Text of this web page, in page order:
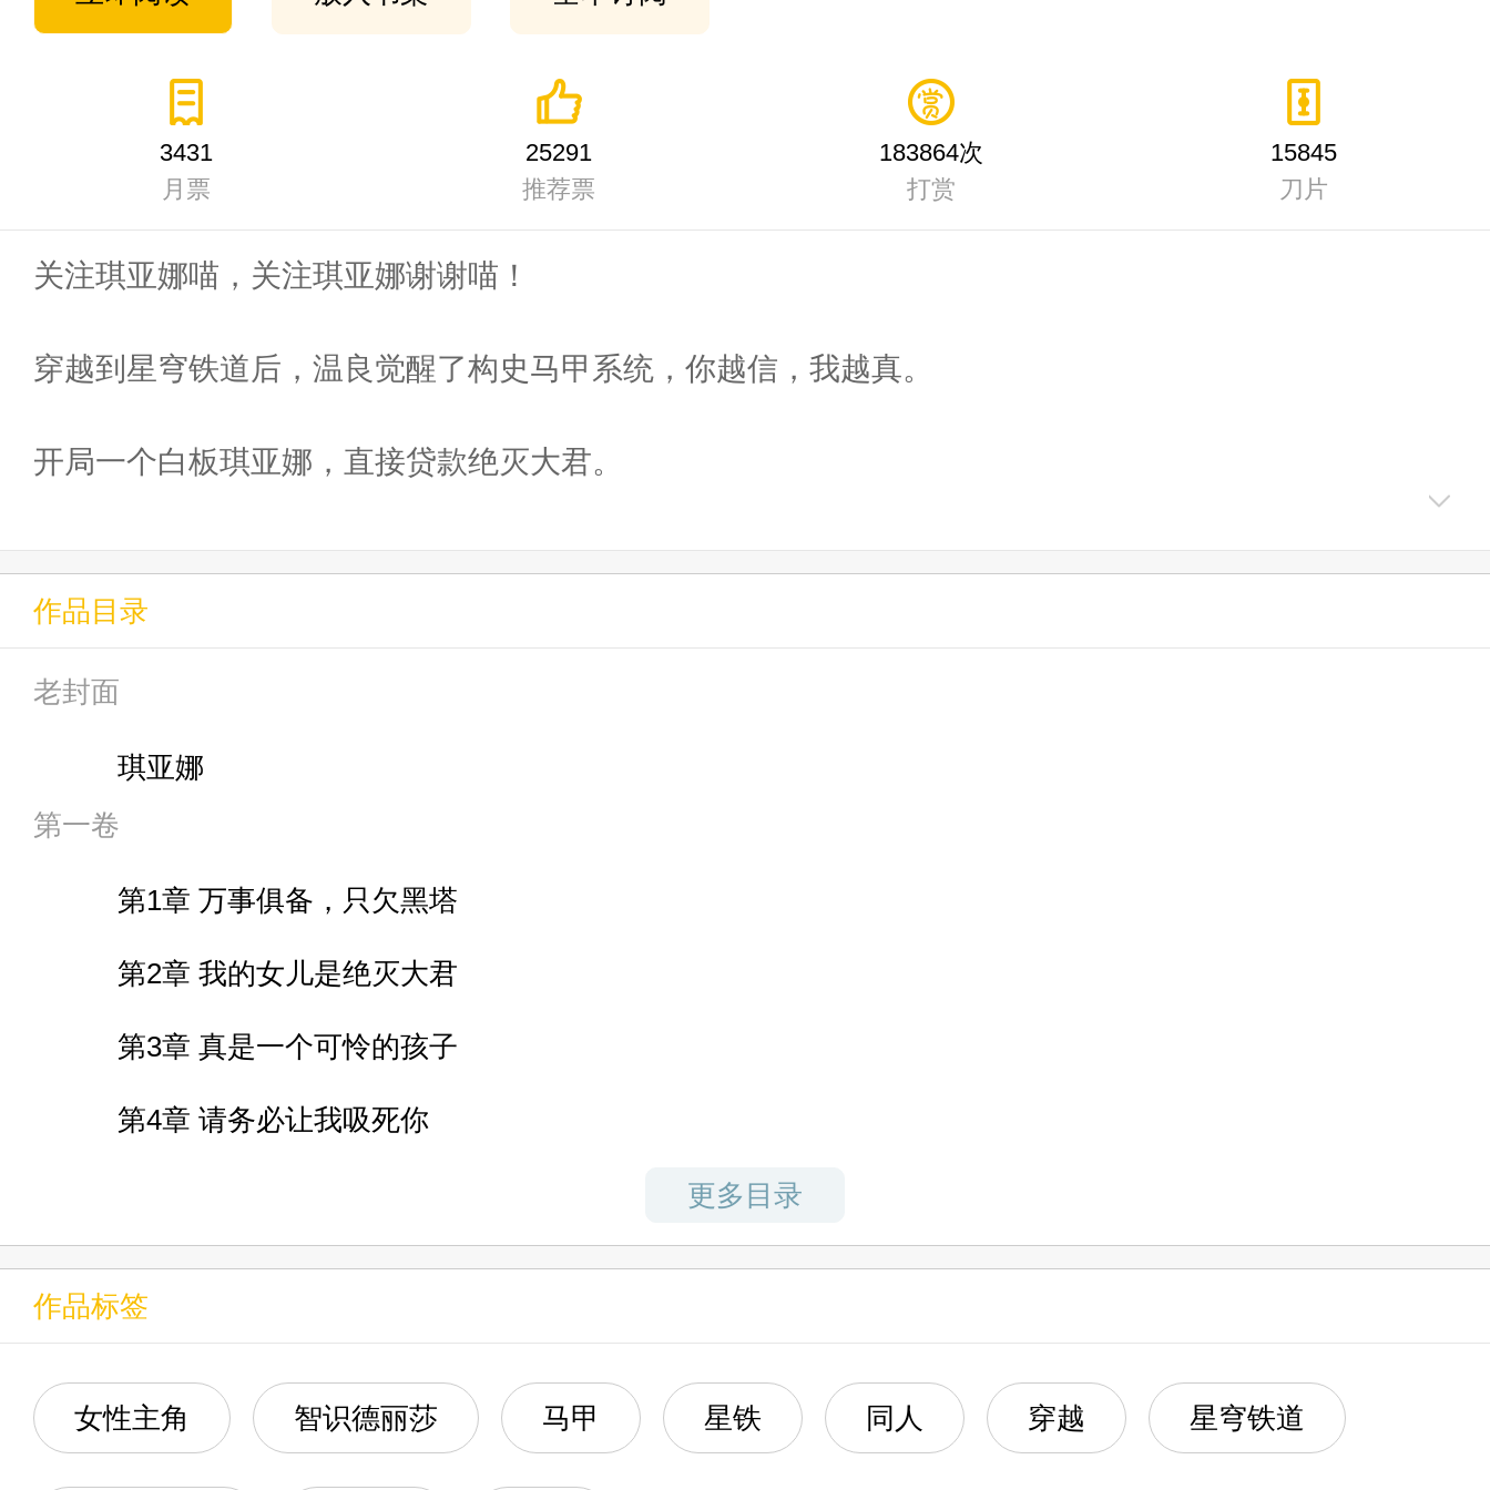
3431
月票
25291
推荐票
183864次
打赏
15845
刀片
关注琪亚娜喵，关注琪亚娜谢谢喵！
穿越到星穹铁道后，温良觉醒了构史马甲系统，你越信，我越真。
开局一个白板琪亚娜，直接贷款绝灭大君。
于是，当黑塔寻到古老遗迹，并发现了一个疑似绝灭大君的白毛之时，她忍不住地陷入了沉思。
......
药师最为宠溺的孩子，丰饶令使塞西莉亚。
曾经坠毁的仙舟圆峤所留下三岁龙尊，不朽龙裔梅比乌斯。
【开拓】星神阿基维利的遗女，开拓令使幽兰黛尔。
名为【人类】的古兽，代表了【人类恶（人类爱）】的，最古人类西琳。
身为【欢愉】的一面，却有着不为人知过去的爱莉希雅。
作品目录
老封面
琪亚娜
第一卷
第1章 万事俱备，只欠黑塔
第2章 我的女儿是绝灭大君
第3章 真是一个可怜的孩子
第4章 请务必让我吸死你
第6章 我妈是丰饶令使
第7章 【毁灭】的公主
第8章 空之律者
更多目录
作品标签
女性主角 智识德丽莎 马甲 星铁 同人 穿越 星穹铁道